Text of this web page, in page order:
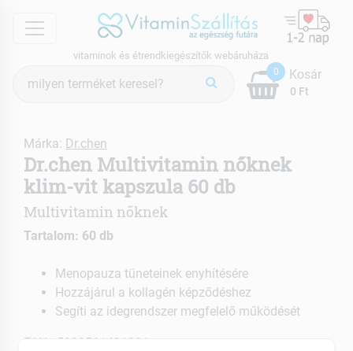
menu
vitaminok és étrendkiegészítők webáruháza
keresés
0
0 Ft
Kosár
Márka: Dr.chen
Dr.chen Multivitamin nőknek
klim-vit kapszula 60 db
Multivitamin nőknek
Tartalom: 60 db
Menopauza tüneteinek enyhítésére
Hozzájárul a kollagén képződéshez
Segíti az idegrendszer megfelelő működését
EAN: 5999561421391